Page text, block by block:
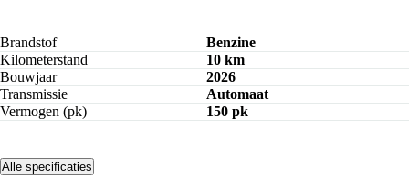
Brandstof
Benzine
Kilometerstand
10 km
Bouwjaar
2026
Transmissie
Automaat
Vermogen (pk)
150 pk
Alle specificaties